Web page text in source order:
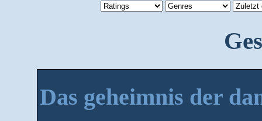
Das geheimnis der